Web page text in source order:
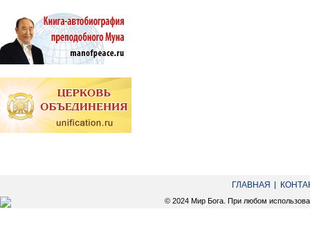
ГЛАВНАЯ
© 2024 Мир Бога. При любом